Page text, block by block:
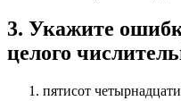
3. Укажите
целого
пятисот